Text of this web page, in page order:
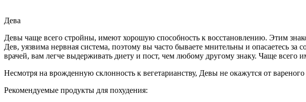
Дева
Девы чаще всего стройны, имеют хорошую способность к восстановлению. Этим
Дев, уязвима нервная система, поэтому вы часто бываете мнительны и опасаетесь
врачей, вам легче выдерживать диету и пост, чем любому другому знаку. Чаще всего
Несмотря на врожденную склонность к вегетарианству, Девы не окажутся от
Рекомендуемые продукты для похудения: